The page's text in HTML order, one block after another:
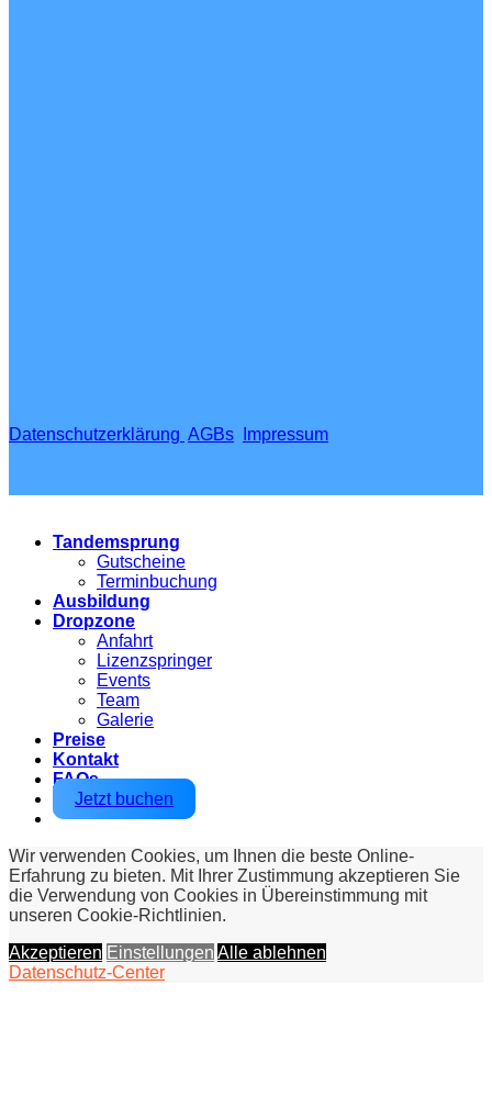
Datenschutzerklärung AGBs Impressum
Tandemsprung
Gutscheine
Terminbuchung
Ausbildung
Dropzone
Anfahrt
Lizenzspringer
Events
Team
Galerie
Preise
Kontakt
FAQs
Jetzt buchen
Wir verwenden Cookies, um Ihnen die beste Online-
Erfahrung zu bieten. Mit Ihrer Zustimmung akzeptieren Sie
die Verwendung von Cookies in Übereinstimmung mit
unseren Cookie-Richtlinien.
Akzeptieren Einstellungen Alle ablehnen
Datenschutz-Center